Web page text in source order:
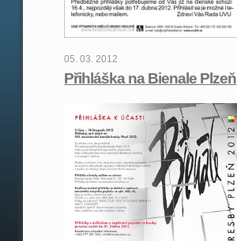
05. 03. 2012
Přihláška na Bienale Plzeň